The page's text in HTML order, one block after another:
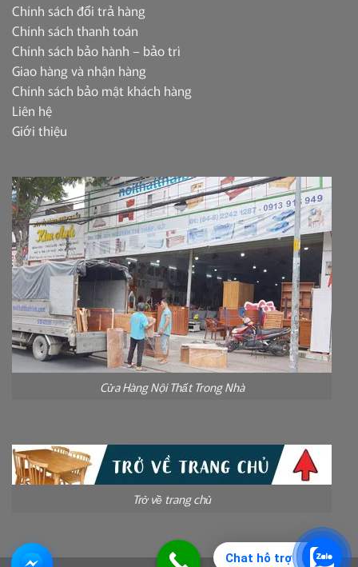
Chat hỗ trợ
Chính sách đổi trả hàng
Chính sách thanh toán
Chính sách bảo hành – bảo trì
Giao hàng và nhận hàng
Chính sách bảo mật khách hàng
Liên hệ
Giới thiệu
Cửa Hàng Nội Thất Trong Nhà
Trở về trang chủ